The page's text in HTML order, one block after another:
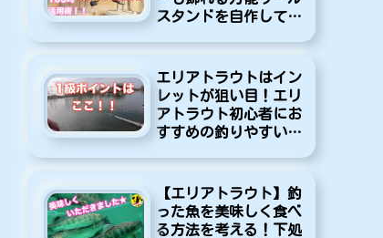
スタンドを自作してみ
エリアトラウトはイン
レットが狙い目！エリ
アトラウト初心者にお
すすめの釣りやすいポ
【エリアトラウト】釣
った魚を美味しく食べ
る方法を考える！下処